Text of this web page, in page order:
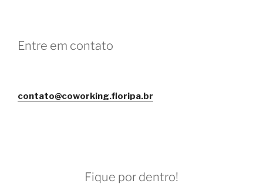
Entre em contato
contato@coworking.floripa.br
Fique por dentro!